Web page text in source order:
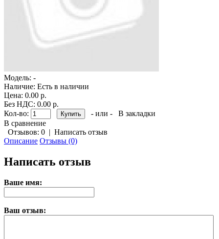
Модель: -
Наличие: Есть в наличии
Цена: 0.00 р.
Без НДС: 0.00 р.
Кол-во:
- или -
В закладки
В сравнение
Отзывов: 0 | Написать отзыв
Описание Отзывы (0)
Написать отзыв
Ваше имя:
Ваш отзыв: